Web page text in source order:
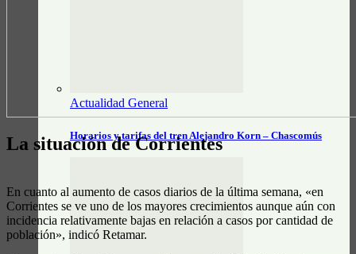
Actualidad General
Horarios y tarifas del tren Alejandro Korn – Chascomús
La situación de Corrientes
En cuanto al aumento de casos diarios de la última semana, «en
Corrientes se ve uno de los mayores crecimientos aunque aún con
incidencia relativamente bajas en relación a casos por cantidad de
población», indicó Retamar.